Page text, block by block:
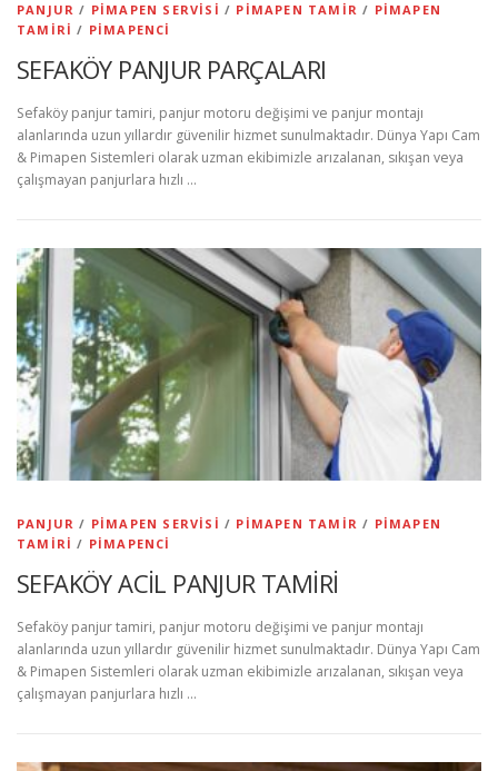
PANJUR / PIMAPEN SERVISI / PIMAPEN TAMIR / PIMAPEN
TAMIRI / PIMAPENCI
SEFAKÖY PANJUR PARÇALARI
Sefaköy panjur tamiri, panjur motoru değişimi ve panjur montajı
alanlarında uzun yıllardır güvenilir hizmet sunulmaktadır. Dünya Yapı Cam
& Pimapen Sistemleri olarak uzman ekibimizle arızalanan, sıkışan veya
çalışmayan panjurlara hızlı …
PANJUR / PIMAPEN SERVISI / PIMAPEN TAMIR / PIMAPEN
TAMIRI / PIMAPENCI
SEFAKÖY ACİL PANJUR TAMİRİ
Sefaköy panjur tamiri, panjur motoru değişimi ve panjur montajı
alanlarında uzun yıllardır güvenilir hizmet sunulmaktadır. Dünya Yapı Cam
& Pimapen Sistemleri olarak uzman ekibimizle arızalanan, sıkışan veya
çalışmayan panjurlara hızlı …